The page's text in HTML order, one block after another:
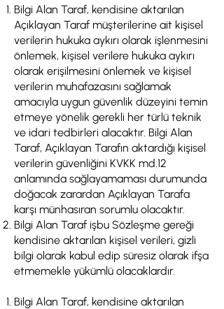
Bilgi Alan Taraf, kendisine aktarılan
Açıklayan Taraf müşterilerine ait kişisel
verilerin hukuka aykırı olarak işlenmesini
önlemek, kişisel verilere hukuka aykırı
olarak erişilmesini önlemek ve kişisel
verilerin muhafazasını sağlamak
amacıyla uygun güvenlik düzeyini temin
etmeye yönelik gerekli her türlü teknik
ve idari tedbirleri alacaktır. Bilgi Alan
Taraf, Açıklayan Tarafın aktardığı kişisel
verilerin güvenliğini KVKK md.12
anlamında sağlayamaması durumunda
doğacak zarardan Açıklayan Tarafa
karşı münhasıran sorumlu olacaktır.
Bilgi Alan Taraf işbu Sözleşme gereği
kendisine aktarılan kişisel verileri, gizli
bilgi olarak kabul edip süresiz olarak ifşa
etmemekle yükümlü olacaklardır.
Bilgi Alan Taraf, kendisine aktarılan